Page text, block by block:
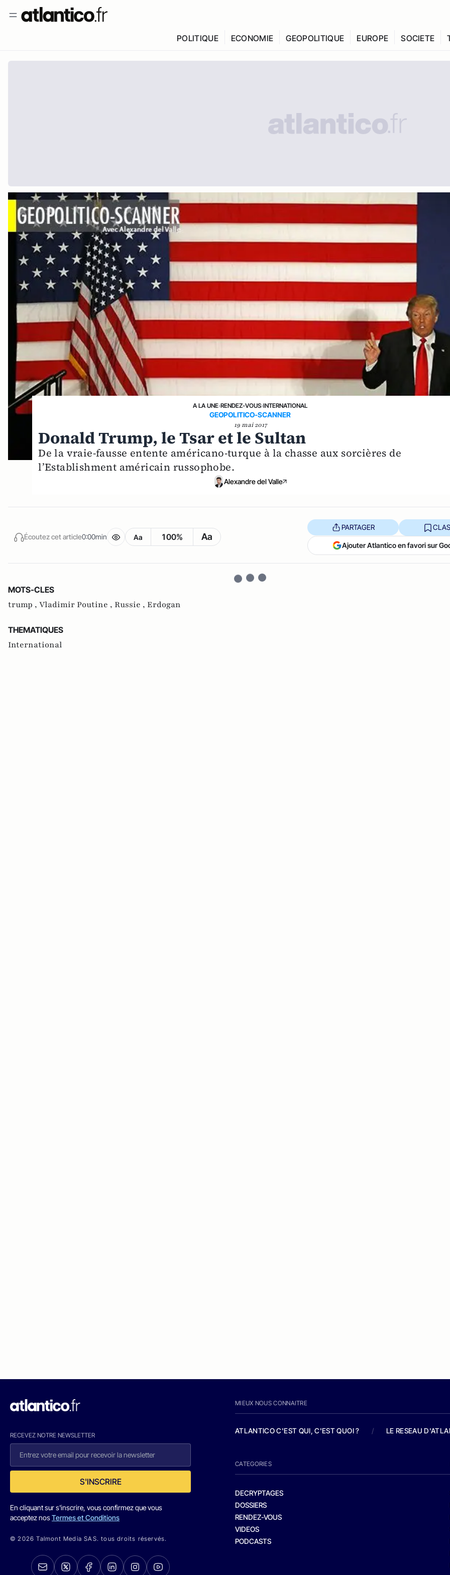
POLITIQUE ECONOMIE GEOPOLITIQUE EUROPE SOCIETE
A LA UNE›RENDEZ-VOUS›INTERNATIONAL
GEOPOLITICO-SCANNER
19 mai 2017
Donald Trump, le Tsar et le Sultan
De la vraie-fausse entente américano-turque à la chasse aux sorcières de
l’Establishment américain russophobe.
Alexandre del Valle
Écoutez cet article0:00min Aa 100% Aa
PARTAGER
Ajouter Atlantico en favori sur
MOTS-CLES
trump , Vladimir Poutine , Russie , Erdogan
THEMATIQUES
International
RECEVEZ NOTRE NEWSLETTER
S'INSCRIRE
En cliquant sur s'inscrire, vous confirmez que vous
acceptez nosTermes et Conditions
© 2026 Talmont Media SAS. tous droits réservés.
MIEUX NOUS CONNAITRE
ATLANTICO C'EST QUI, C'EST QUOI ? / LE RESEAU
CATEGORIES
DECRYPTAGES
DOSSIERS
RENDEZ-VOUS
VIDEOS
PODCASTS